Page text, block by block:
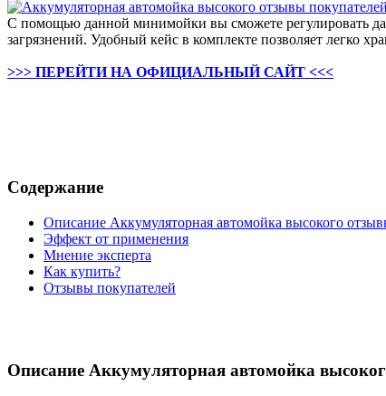
С помощью данной минимойки вы сможете регулировать
загрязнений. Удобный кейс в комплекте позволяет легко
>>> ПЕРЕЙТИ НА ОФИЦИАЛЬНЫЙ САЙТ <<<
Содержание
Описание Аккумуляторная автомойка высокого
Эффект от применения
Мнение эксперта
Как купить?
Отзывы покупателей
Описание Аккумуляторная автомойка